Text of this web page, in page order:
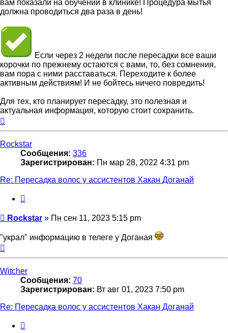
вам показали на обучении в клинике! Процедура мытья
должна проводиться два раза в день!
Если через 2 недели после пересадки все ваши
корочки по прежнему остаются с вами, то, без сомнения,
вам пора с ними расставаться. Переходите к более
активным действиям! И не бойтесь ничего повредить!
Для тех, кто планирует пересадку, это полезная и
актуальная информация, которую стоит сохранить.
Rockstar
Сообщения: 336
Зарегистрирован: Пн мар 28, 2022 4:31 pm
Re: Пересадка волос у ассистентов Хакан Доганай
Сообщение
Rockstar » Пн сен 11, 2023 5:15 pm
"украл" информацию в телеге у Доганая
Witcher
Сообщения: 70
Зарегистрирован: Вт авг 01, 2023 7:50 pm
Re: Пересадка волос у ассистентов Хакан Доганай